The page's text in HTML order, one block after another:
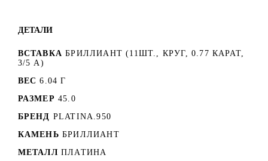
ДЕТАЛИ
ВСТАВКА БРИЛЛИАНТ (11ШТ., КРУГ, 0.77 КАРАТ,
3/5 А)
ВЕС 6.04 Г
РАЗМЕР 45.0
БРЕНД PLATINA.950
КАМЕНЬ БРИЛЛИАНТ
МЕТАЛЛ ПЛАТИНА